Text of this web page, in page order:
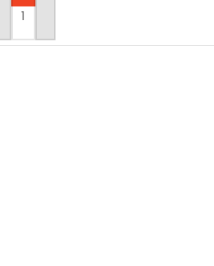
AJOUTER AU PANIER